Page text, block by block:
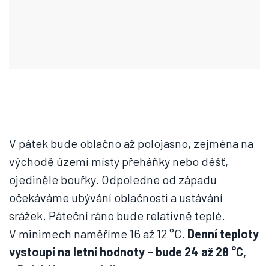
V pátek bude oblačno až polojasno, zejména na
východě území místy přeháňky nebo déšť,
ojediněle bouřky. Odpoledne od západu
očekáváme ubývání oblačnosti a ustávání
srážek. Páteční ráno bude relativně teplé.
V minimech naměříme 16 až 12 °C. Denní teploty
vystoupí na letní hodnoty – bude 24 až 28 °C,